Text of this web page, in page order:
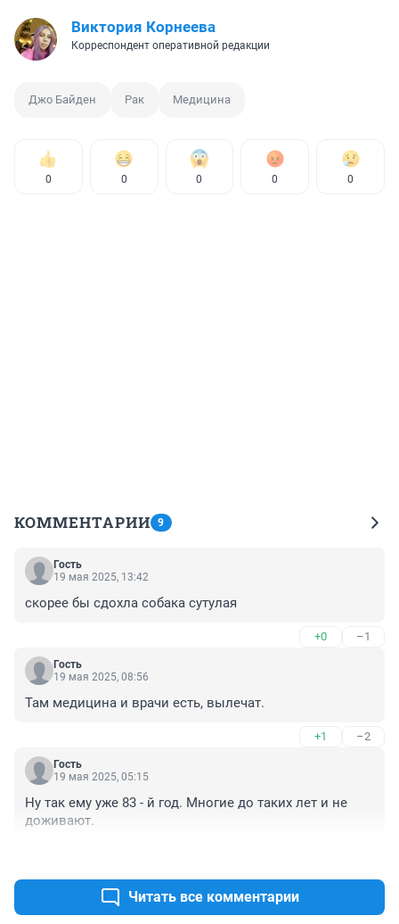
Виктория Корнеева
Корреспондент оперативной редакции
Джо Байден Рак Медицина
0 0 0 0 0
КОММЕНТАРИИ 9
Гость
19 мая 2025, 13:42
скорее бы сдохла собака сутулая
+0 –1
Гость
19 мая 2025, 08:56
Там медицина и врачи есть, вылечат.
+1 –2
Гость
19 мая 2025, 05:15
Ну так ему уже 83 - й год. Многие до таких лет и не
доживают.
Читать все комментарии